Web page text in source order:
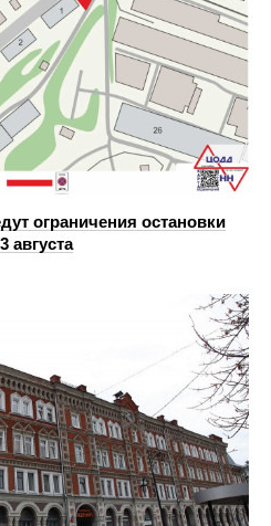
ограничения остановки
августа